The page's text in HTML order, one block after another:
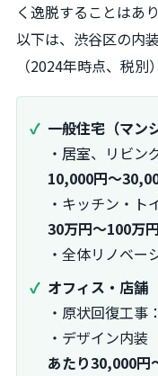
く逸脱することはあ
以下は、渋谷区の内
（2024年時点、税別
一般住宅（マン
・居室、リビン
10,000円～
・キッチン・ト
30万円～100万円
・全体リノベー
オフィス・店舗
・原状回復工事：
・デザイン内装
あたり30,000円